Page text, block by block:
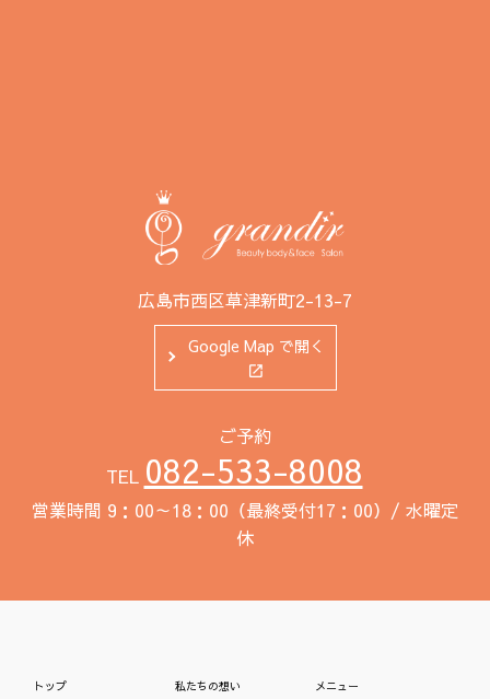
広島市西区草津新町2-13-7
Google Map で開く
ご予約
TEL 082-533-8008
営業時間 9：00～18：00（最終受付17：00）/ 水曜定
休
トップ 私たちの想い メニュー